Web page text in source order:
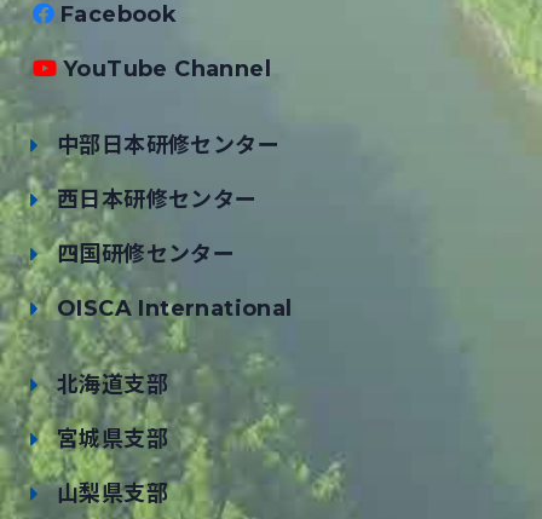
Facebook
YouTube Channel
中部日本研修センター
西日本研修センター
四国研修センター
OISCA International
北海道支部
宮城県支部
山梨県支部